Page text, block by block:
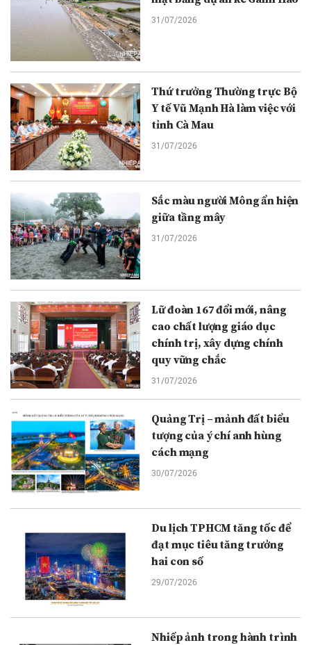
31/07/2026
Thứ trưởng Thường trực Bộ
Y tế Vũ Mạnh Hà làm việc với
tỉnh Cà Mau
31/07/2026
Sắc màu người Mông ẩn hiện
giữa tầng mây
31/07/2026
Lữ đoàn 167 đổi mới, nâng
cao chất lượng giáo dục
chính trị, xây dựng chính
quy vững chắc
31/07/2026
Quảng Trị – mảnh đất biểu
tượng của ý chí anh hùng
cách mạng
30/07/2026
Du lịch TPHCM tăng tốc để
đạt mục tiêu tăng trưởng
hai con số
29/07/2026
Nhiếp ảnh trong hành trình